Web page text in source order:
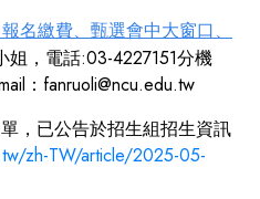
報名繳費、甄選會中大窗口、
姐，電話:03-4227151分機
：fanruoli@ncu.edu.tw
，已公告於招生組招生資訊
zh-TW/article/2025-05-